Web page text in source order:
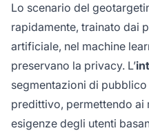
Lo scenario del
rapidamente, trainato dai
artificiale, nel machine
preservano la privacy. L’
segmentazioni di
predittivo, permettendo ai
esigenze degli utenti